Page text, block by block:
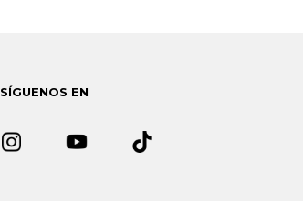
SÍGUENOS EN